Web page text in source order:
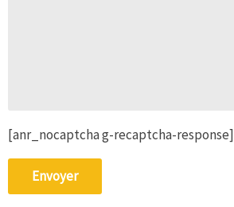
[anr_nocaptcha g-recaptcha-response]